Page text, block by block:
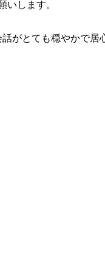
いします。
がとても穏やかで